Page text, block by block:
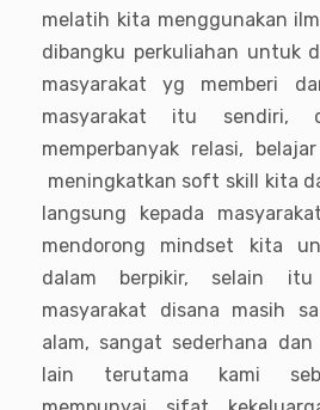
melatih kita menggunakan
dibangku perkuliahan untuk
masyarakat yg memberi
masyarakat itu sendiri,
memperbanyak relasi,
meningkatkan soft skill kita
langsung kepada
mendorong mindset kita
dalam berpikir, selain
masyarakat disana masih
alam, sangat sederhana
lain terutama kami